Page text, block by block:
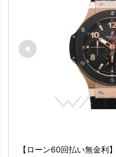
【ローン60回払い無金利